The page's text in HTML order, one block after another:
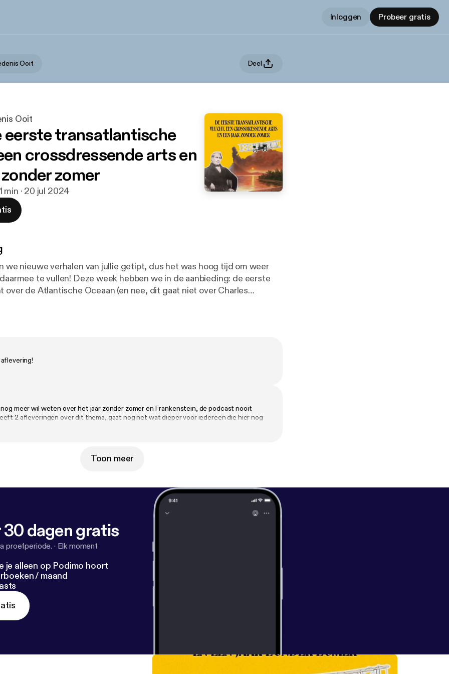
Inloggen Probeer gratis
Ooit Deel
Ooit
eerste transatlantische
crossdressende arts en
zomer
min · 20 jul 2024
we nieuwe verhalen van jullie getipt, dus het was hoog tijd om weer
te vullen! Deze week hebben we in de aanbieding: de eerste
over de Atlantische Oceaan (en nee, dit gaat niet over Charles
voor hongersnoden en ziektes zorgde, maar ook leidde tot de
vrienden van de Grote Podcastlas en de Speld! ‘De wereld: het boek’ is
uit de geschiedenis? Deel die
Instagram of mail naar geschiedenis@dagennacht.nl. Alle
artwork is van Jeen Berting 🎨
meer wil weten over het jaar zonder zomer en Frankenstein, de podcast nooit
2 afleveringen over dit thema, gaat nog net wat dieper voor iedereen die hier nog
horen
Toon meer
30 dagen gratis
proefperiode. · Elk moment
je alleen op Podimo hoort
/ maand